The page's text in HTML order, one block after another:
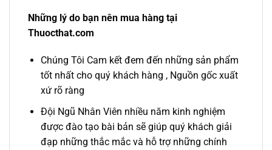
Những lý do bạn nên mua hàng tại
Thuocthat.com
Chúng Tôi Cam kết đem đến những sản phẩm
tốt nhất cho quý khách hàng , Nguồn gốc xuất
xứ rõ ràng
Đội Ngũ Nhân Viên nhiều năm kinh nghiệm
được đào tạo bài bản sẽ giúp quý khách giải
đạp những thắc mắc và hỗ trợ những chính